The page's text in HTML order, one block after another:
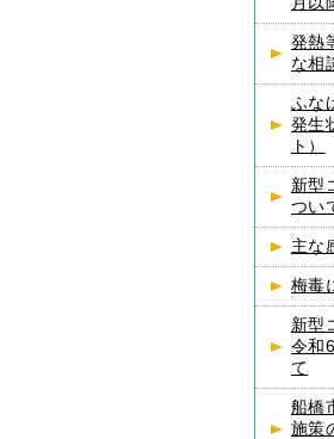
発熱
な相
ふな
発生
ト）
新型
つい
主な
梅毒
新型
令和
て
船橋
施策